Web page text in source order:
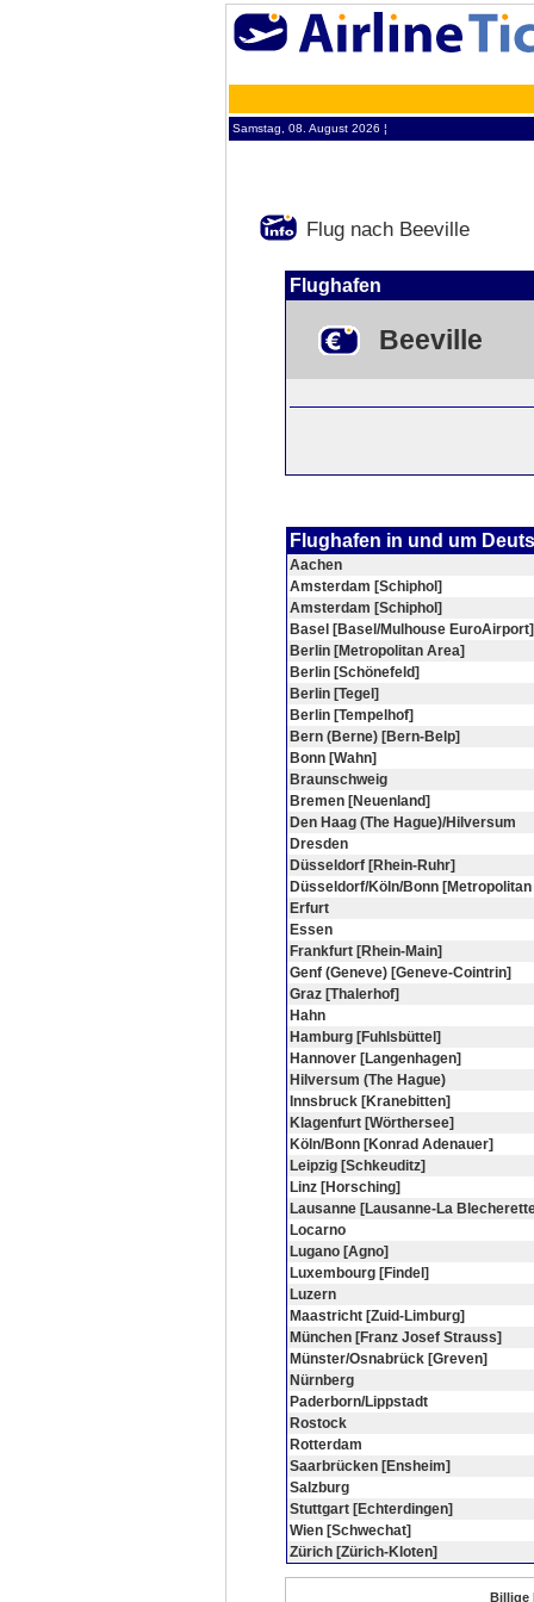
Samstag, 08. August 2026 ¦
Flug nach Beeville
Flughafen
Beeville
Flughafen in und um
Aachen
Amsterdam [Schiphol]
Amsterdam [Schiphol]
Basel [Basel/Mulhouse EuroAirport]
Berlin [Metropolitan Area]
Berlin [Schönefeld]
Berlin [Tegel]
Berlin [Tempelhof]
Bern (Berne) [Bern-Belp]
Bonn [Wahn]
Braunschweig
Bremen [Neuenland]
Den Haag (The Hague)/Hilversum
Dresden
Düsseldorf [Rhein-Ruhr]
Düsseldorf/Köln/Bonn
Erfurt
Essen
Frankfurt [Rhein-Main]
Genf (Geneve) [Geneve-Cointrin]
Graz [Thalerhof]
Hahn
Hamburg [Fuhlsbüttel]
Hannover [Langenhagen]
Hilversum (The Hague)
Innsbruck [Kranebitten]
Klagenfurt [Wörthersee]
Köln/Bonn [Konrad Adenauer]
Leipzig [Schkeuditz]
Linz [Horsching]
Lausanne [Lausanne-La
Locarno
Lugano [Agno]
Luxembourg [Findel]
Luzern
Maastricht [Zuid-Limburg]
München [Franz Josef Strauss]
Münster/Osnabrück [Greven]
Nürnberg
Paderborn/Lippstadt
Rostock
Rotterdam
Saarbrücken [Ensheim]
Salzburg
Stuttgart [Echterdingen]
Wien [Schwechat]
Zürich [Zürich-Kloten]
Billige